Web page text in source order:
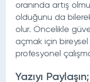
oranında artış
olduğunu da
olur. Öncelikle
açmak için
profesyonel
Yazıyı Paylaşın;